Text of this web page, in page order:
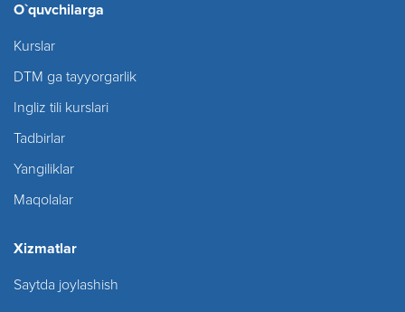
O`quvchilarga
Kurslar
DTM ga tayyorgarlik
Ingliz tili kurslari
Tadbirlar
Yangiliklar
Maqolalar
Xizmatlar
Saytda joylashish